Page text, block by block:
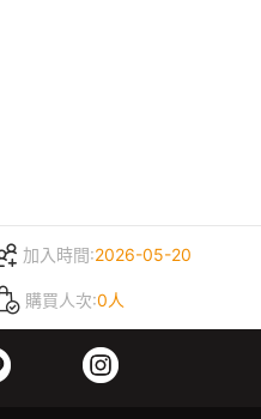
加入時間:2026-05-20
購買人次:0人